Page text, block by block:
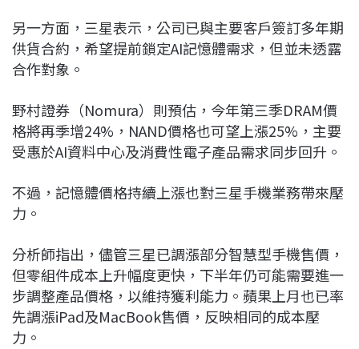
另一方面，三星表示，公司已與主要客戶簽訂多年期
供貨合約，希望提前鎖定AI記憶體需求，但並未透露
合作對象。
野村證券（Nomura）則預估，今年第三季DRAM價
格將再季增24%，NAND價格也可望上漲25%，主要
受惠於AI資料中心及消費性電子產品需求同步回升。
不過，記憶體價格持續上漲也對三星手機業務帶來壓
力。
分析師指出，儘管三星已調漲部分智慧型手機售價，
但零組件成本上升幅度更快，下半年仍可能需要進一
步調整產品價格，以維持獲利能力。蘋果上月也已率
先調漲iPad及MacBook售價，反映相同的成本壓
力。